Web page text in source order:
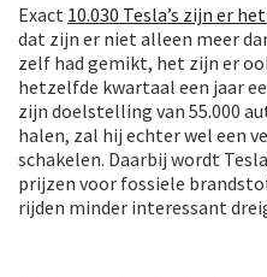
Exact 10.030 Tesla’s zijn er
dat zijn er niet alleen meer
zelf had gemikt, het zijn er
hetzelfde kwartaal een jaar
zijn doelstelling van 55.000
halen, zal hij echter wel een
schakelen. Daarbij wordt
prijzen voor fossiele
rijden minder interessant